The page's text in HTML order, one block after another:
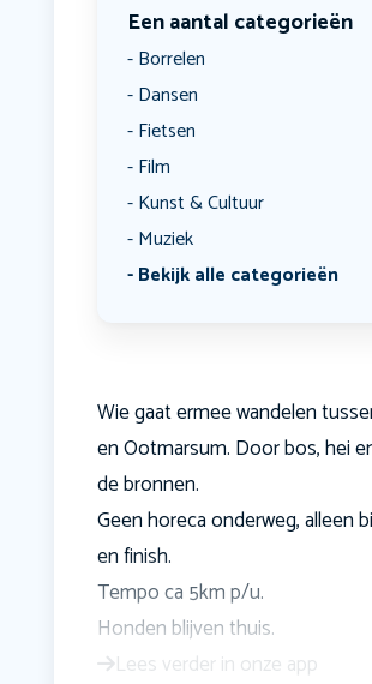
Een aantal categorieën
Borrelen
Dansen
Fietsen
Film
Kunst & Cultuur
Muziek
Bekijk alle categorieën
Wie gaat ermee wandelen
en Ootmarsum. Door bos, hei
de bronnen.
Geen horeca onderweg, alleen
en finish.
Tempo ca 5km p/u.
Honden blijven thuis.
Lees verder in onze app